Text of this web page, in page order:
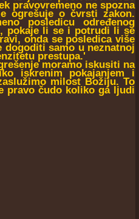
pravovremeno ne spozna
ogrešuje o čvrsti zakon.
posledicu određenog
pokaje li se i potrudi li se
onda se posledica više
samo u neznatnoj
prestupa.'
moramo iskusiti na
iskrenim pokajanjem i
milost Božiju. To
pravo čudo koliko ga ljudi